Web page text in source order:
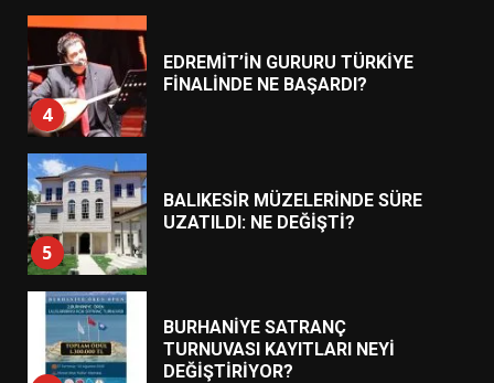
4
EDREMİT’İN GURURU TÜRKİYE
FİNALİNDE NE BAŞARDI?
5
BALIKESİR MÜZELERİNDE SÜRE
UZATILDI: NE DEĞİŞTİ?
BURHANİYE SATRANÇ
TURNUVASI KAYITLARI NEYİ
DEĞİŞTİRİYOR?